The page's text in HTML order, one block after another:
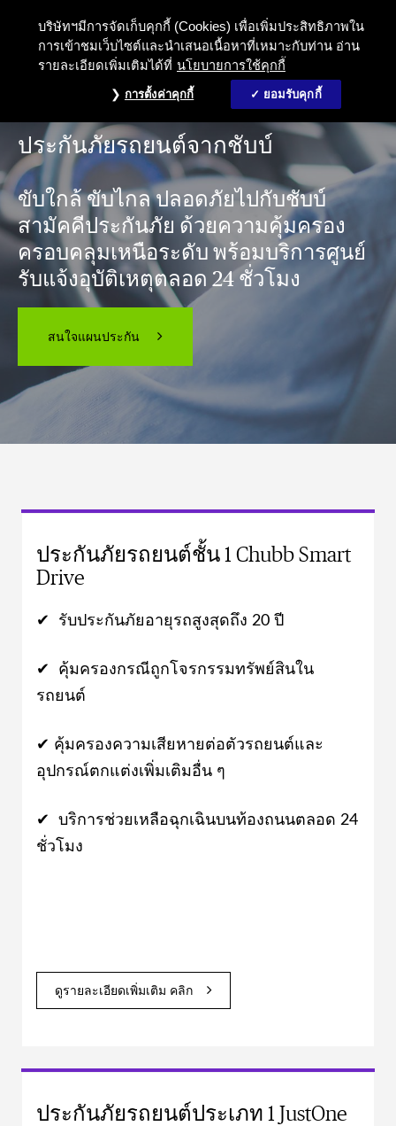
ประกันรถยนต์ ชับบ์สามัคคีประกันภัย
ประกันภัยรถยนต์จากชับบ์
ขับใกล้ ขับไกล ปลอดภัยไปกับชับบ์
สามัคคีประกันภัย ด้วยความคุ้มครอง
ครอบคลุมเหนือระดับ พร้อมบริการศูนย์
รับแจ้งอุบัติเหตุตลอด 24 ชั่วโมง
สนใจแผนประกัน
ประกันภัยรถยนต์ชั้น 1 Chubb Smart
Drive
✔ รับประกันภัยอายุรถสูงสุดถึง 20 ปี
✔ คุ้มครองกรณีถูกโจรกรรมทรัพย์สินใน
รถยนต์
✔ คุ้มครองความเสียหายต่อตัวรถยนต์และ
อุปกรณ์ตกแต่งเพิ่มเติมอื่น ๆ
✔ บริการช่วยเหลือฉุกเฉินบนท้องถนนตลอด 24
ชั่วโมง
ดูรายละเอียดเพิ่มเติม คลิก
ประกันภัยรถยนต์ประเภท 1 JustOne
บริษัทฯมีการจัดเก็บคุกกี้ (Cookies) เพื่อเพิ่มประสิทธิภาพใน
การเข้าชมเว็บไซต์และนำเสนอเนื้อหาที่เหมาะกับท่าน อ่าน
รายละเอียดเพิ่มเติมได้ที่ นโยบายการใช้คุกกี้
การตั้งค่าคุกกี้ ยอมรับคุกกี้